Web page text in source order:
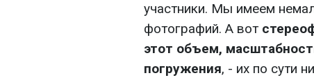
участники. Мы имеем
фотографий. А вот
этот объем,
погружения, - их по сути